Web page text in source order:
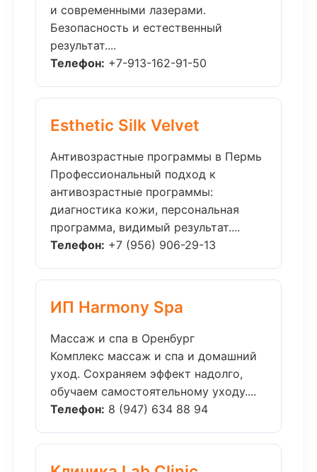
и современными лазерами.
Безопасность и естественный
результат....
Телефон: +7-913-162-91-50
Esthetic Silk Velvet
Антивозрастные программы в Пермь
Профессиональный подход к
антивозрастные программы:
диагностика кожи, персональная
программа, видимый результат....
Телефон: +7 (956) 906-29-13
ИП Harmony Spa
Массаж и спа в Оренбург
Комплекс массаж и спа и домашний
уход. Сохраняем эффект надолго,
обучаем самостоятельному уходу....
Телефон: 8 (947) 634 88 94